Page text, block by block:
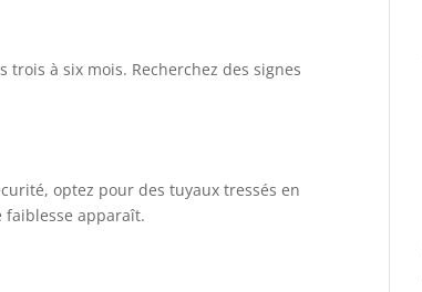
à six mois. Recherchez des signes
optez pour des tuyaux tressés en
faiblesse apparaît.